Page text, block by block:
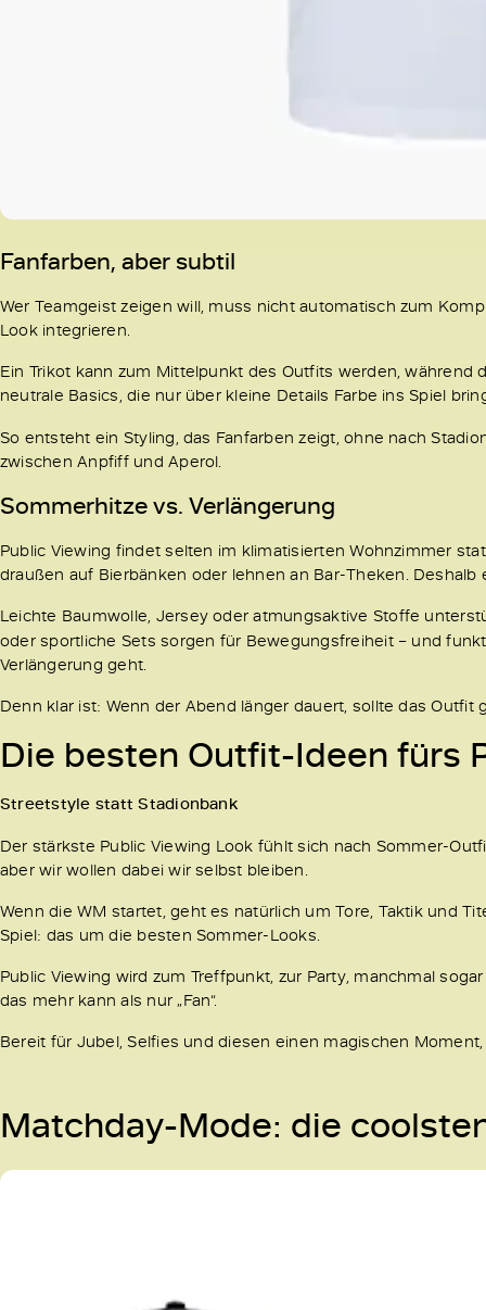
Fanfarben, aber subtil
Wer Teamgeist zeigen will, muss nicht automatisch zum
Look integrieren.
Ein Trikot kann zum Mittelpunkt des Outfits werden,
neutrale Basics, die nur über kleine Details Farbe ins Spiel
So entsteht ein Styling, das Fanfarben zeigt, ohne nach
zwischen Anpfiff und Aperol.
Sommerhitze vs. Verlängerung
Public Viewing findet selten im klimatisierten Wohnzimmer
draußen auf Bierbänken oder lehnen an Bar-Theken.
Leichte Baumwolle, Jersey oder atmungsaktive Stoffe
oder sportliche Sets sorgen für Bewegungsfreiheit – und
Verlängerung geht.
Denn klar ist: Wenn der Abend länger dauert, sollte das
Die besten Outfit-Ideen fürs
Streetstyle statt Stadionbank
Der stärkste Public Viewing Look fühlt sich nach Sommer-
aber wir wollen dabei wir selbst bleiben.
Wenn die WM startet, geht es natürlich um Tore, Taktik und
Spiel: das um die besten Sommer-Looks.
Public Viewing wird zum Treffpunkt, zur Party, manchmal
das mehr kann als nur „Fan“.
Bereit für Jubel, Selfies und diesen einen magischen
Matchday-Mode: die